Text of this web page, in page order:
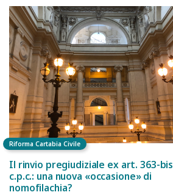
Riforma Cartabia Civile
Il rinvio pregiudiziale ex art. 363-bis
c.p.c.: una nuova «occasione» di
nomofilachia?